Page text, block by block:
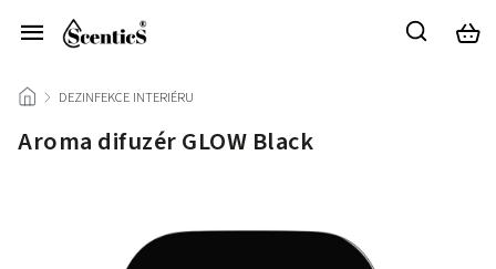
/ DEZINFEKCE INTERIÉRU
Aroma difuzér GLOW Black